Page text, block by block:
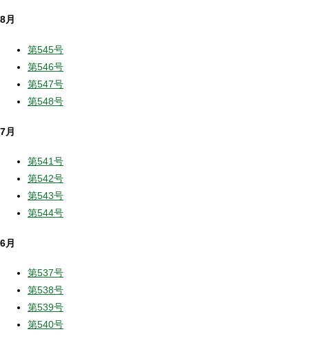
8月
第545号
第546号
第547号
第548号
7月
第541号
第542号
第543号
第544号
6月
第537号
第538号
第539号
第540号